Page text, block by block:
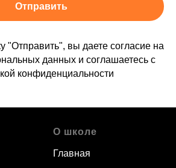
Отправить
"Отправить", вы даете согласие на
данных и соглашаетесь c
конфиденциальности
О школе
Главная